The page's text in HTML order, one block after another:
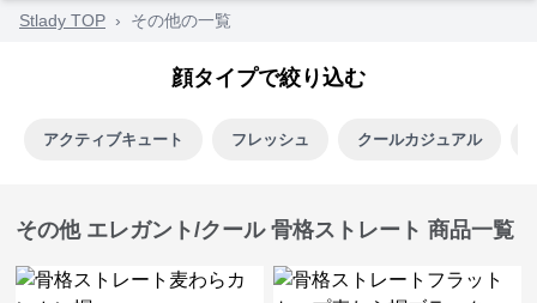
Stlady TOP › その他の一覧
顔タイプで絞り込む
アクティブキュート フレッシュ クールカジュアル
その他 エレガント/クール 骨格ストレート 商品一覧